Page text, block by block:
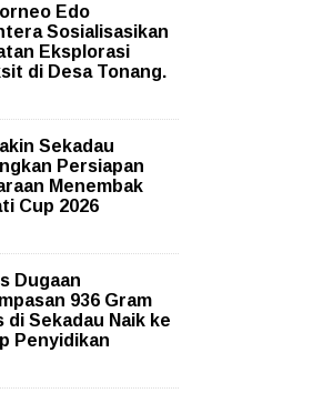
Edo
Sosialisasikan
Eksplorasi
di Desa Tonang.
Sekadau
Persiapan
Menembak
Cup 2026
Dugaan
936 Gram
di Sekadau Naik ke
Penyidikan